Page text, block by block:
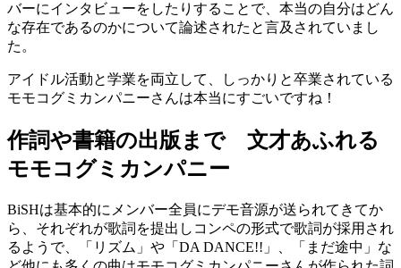
バーにインタビューをしたりすることで、本当の自分はどん
な存在であるのかについて論述されたと言及されていまし
た。
アイドル活動と学業を両立して、しっかりと卒業されている
モモコグミカンパニーさんは本当にすごいですね！
作詞や書籍の出版まで 文才あふれる
モモコグミカンパニー
BiSHは基本的にメンバー全員にデモ音源が送られてきてか
ら、それぞれが歌詞を提出しコンペの形式で歌詞が採用され
るようで、「リズム」や「DA DANCE!!」、「まだ途中」な